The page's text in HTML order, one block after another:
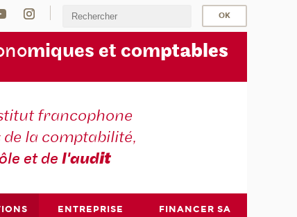
miques et comptables
francophone
la comptabilité,
et del'audit
ENTREPRISE
FINANCER SA